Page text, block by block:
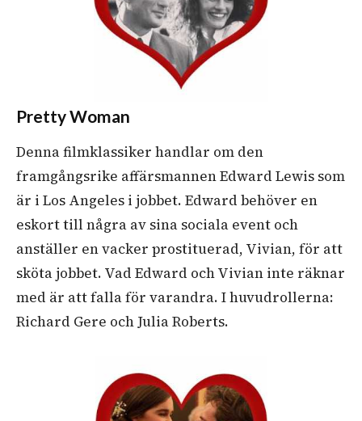
Pretty Woman
Denna filmklassiker handlar om den
framgångsrike affärsmannen Edward Lewis som
är i Los Angeles i jobbet. Edward behöver en
eskort till några av sina sociala event och
anställer en vacker prostituerad, Vivian, för att
sköta jobbet. Vad Edward och Vivian inte räknar
med är att falla för varandra. I huvudrollerna:
Richard Gere och Julia Roberts.